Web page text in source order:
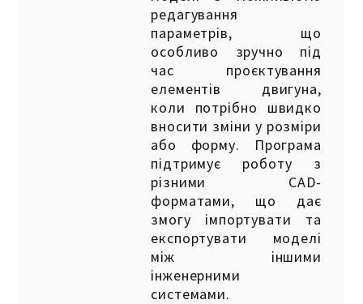
редагування
параметрів, що
особливо зручно під
час проєктування
елементів двигуна,
коли потрібно швидко
вносити зміни у розміри
або форму. Програма
підтримує роботу з
різними CAD-
форматами, що дає
змогу імпортувати та
експортувати моделі
між іншими
інженерними
системами.